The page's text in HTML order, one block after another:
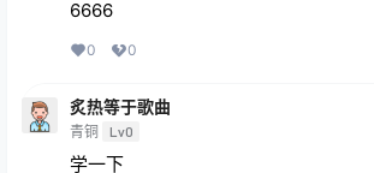
6666
0 0
炙热等于歌曲
青铜 Lv0
学一下